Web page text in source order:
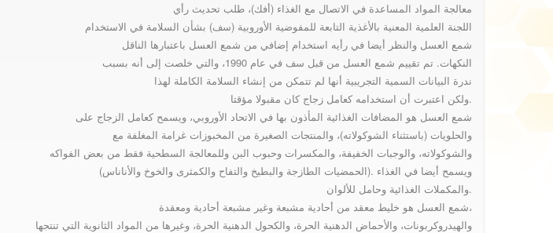
agent and as carrier
for flavours1
Scientific Opinion
of the Panel on
معالجة المواد المساعدة في الاتصال مع الغذاء (أفك)، طلب تحديث رأي
اللجنة العلمية المعنية بالأغذية التابعة للمفوضية الأوروبية (سف) بشأن السلامة في الاستخدام
شمع العسل والنظر أيضا في رأيه استخدام إضافي من شمع العسل باعتبارها الناقل
النكهات. تم تقييم شمع العسل من قبل سف في عام 1990، والتي خلصت إلى أنه بسبب
ندرة البيانات السمية التجريبية أنها لم تتمكن من إنشاء السلامة الكاملة لهذا
ولكن اعتبرت أن استخدامه كعامل زجاج كان مقبولا مؤقتا.
شمع العسل هو المضافات الغذائية المأذون بها في الاتحاد الأوروبي، ويسمح كعامل الزجاج على
والحلويات (باستثناء الشوكولاته)، والمنتجات الصغيرة من المخبوزات غرامة المغلفة مع
والشوكولاته، والوجبات الخفيفة، والمكسرات وحبوب البن وللمعالجة السطحية فقط من بعض الفواكه
(الحمضيات الطازجة والبطيخ والتفاح والكمثرى والخوخ والأناناس). ويسمح أيضا في الغذاء
والمكملات الغذائية وحامل للألوان.
شمع العسل هو خليط معقد من أحادية مشبعة وغير مشبعة أحادية ومعقدة،
والهيدروكربونات، والأحماض الدهنية الحرة، والكحول الدهنية الحرة، وغيرها من المواد الثانوية التي تنتجها